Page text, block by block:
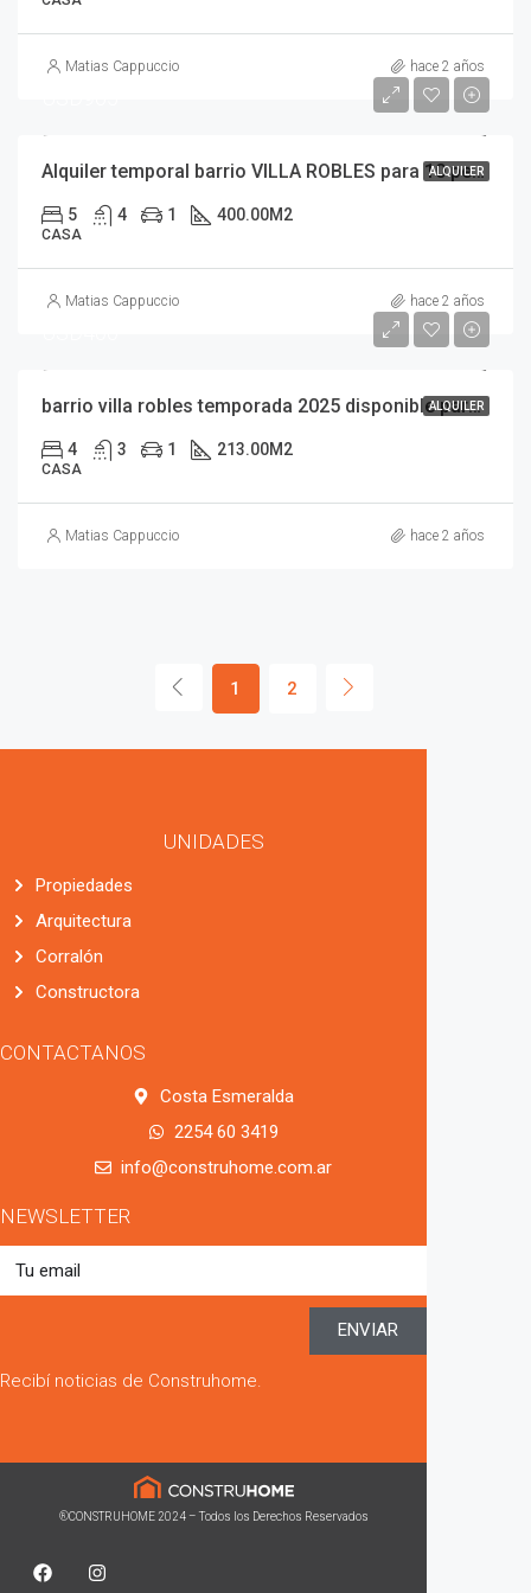
Matias Cappuccio hace 2 años
ALQUILER
Alquiler temporal barrio VILLA ROBLES para 10 personas a 50 mts del mar exclusiva hormigon visto
5 4 1 400.00M2
CASA
Matias Cappuccio hace 2 años
ALQUILER
barrio villa robles temporada 2025 disponible para 10 personas excelente ubicación disponible fiesta fin de año enero febrero
4 3 1 213.00M2
CASA
Matias Cappuccio hace 2 años
1 2
UNIDADES
Propiedades
Arquitectura
Corralón
Constructora
CONTACTANOS
Costa Esmeralda
2254 60 3419
info@construhome.com.ar
NEWSLETTER
ENVIAR
Recibí noticias de Construhome.
®CONSTRUHOME 2024 – Todos los Derechos Reservados